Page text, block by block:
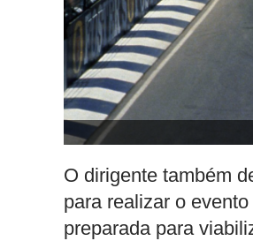
O dirigente também
para realizar o
preparada para